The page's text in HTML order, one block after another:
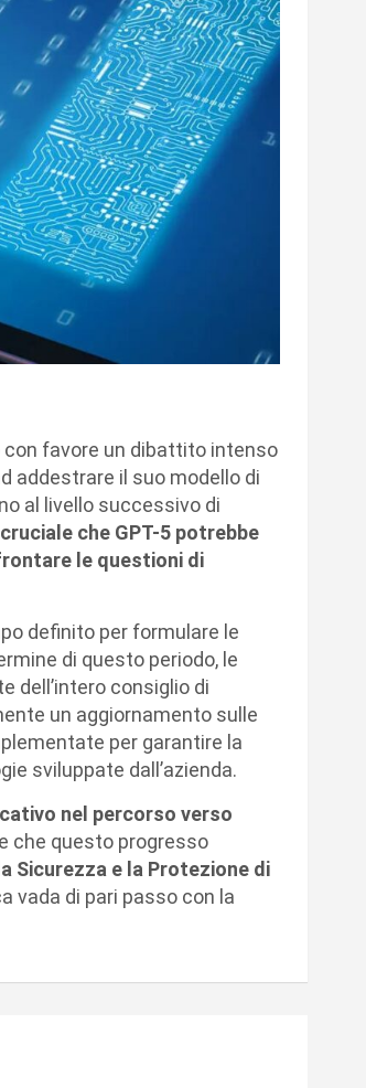
con favore un dibattito intenso
addestrare il suo modello di
al livello successivo di
che GPT-5 potrebbe
le questioni di
definito per formulare le
di questo periodo, le
dell’intero consiglio di
un aggiornamento sulle
per garantire la
sviluppate dall’azienda.
nel percorso verso
che questo progresso
Sicurezza e la Protezione di
vada di pari passo con la